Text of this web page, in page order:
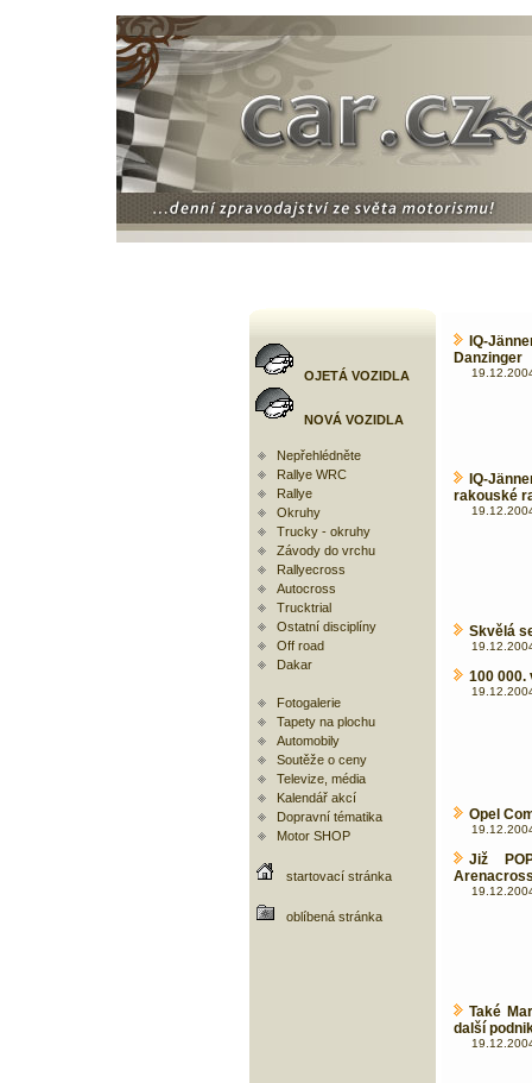
OJETÁ VOZIDLA
NOVÁ VOZIDLA
Nepřehlédněte
Rallye WRC
Rallye
Okruhy
Trucky - okruhy
Závody do vrchu
Rallyecross
Autocross
Trucktrial
Ostatní disciplíny
Off road
Dakar
Fotogalerie
Tapety na plochu
Automobily
Soutěže o ceny
Televize, média
Kalendář akcí
Dopravní tématika
Motor SHOP
startovací stránka
oblíbená stránka
IQ-
Danzinger
IQ-
rakouské
Skvělá
100 000.
Opel
Již
Také
další